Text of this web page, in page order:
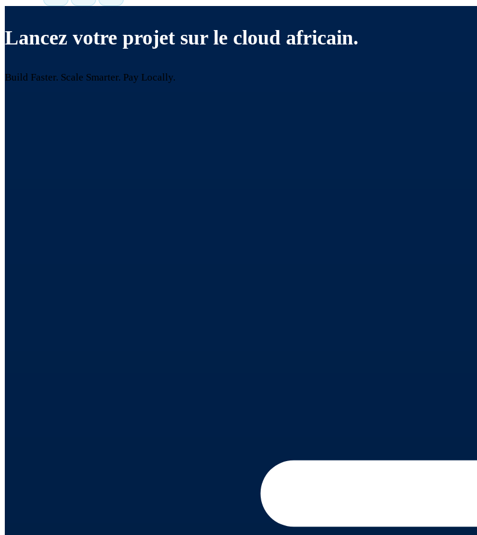
Lancez votre projet sur le cloud africain.
Build Faster. Scale Smarter. Pay Locally.